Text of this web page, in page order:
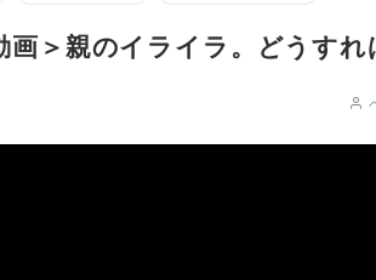
画＞親のイライラ。どうすれ